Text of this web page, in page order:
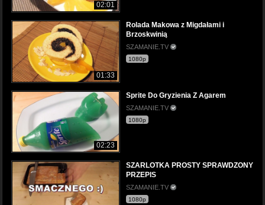
02:01
01:33
Rolada Makowa z Migdałami i
Brzoskwinią
SZAMANIE.TV
1080p
02:23
Sprite Do Gryzienia Z Agarem
SZAMANIE.TV
1080p
SZARLOTKA PROSTY SPRAWDZONY
PRZEPIS
SZAMANIE.TV
1080p